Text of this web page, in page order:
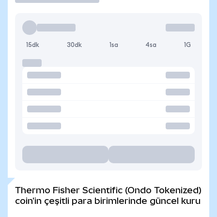
15dk 30dk 1sa 4sa 1G
Thermo Fisher Scientific (Ondo Tokenized)
coin'in çeşitli para birimlerinde güncel kuru